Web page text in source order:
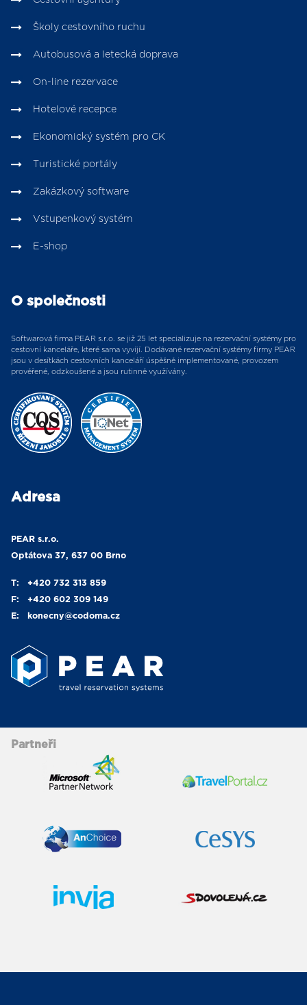
Školy cestovního ruchu
Autobusová a letecká doprava
On-line rezervace
Hotelové recepce
Ekonomický systém pro CK
Turistické portály
Zakázkový software
Vstupenkový systém
E-shop
O společnosti
Softwarová firma PEAR s.r.o. se již 25 let specializuje na rezervační systémy pro
cestovní kanceláře, které sama vyvíjí. Dodávané rezervační systémy firmy PEAR
jsou v desítkách cestovních kanceláří úspěšně implementované, provozem
prověřené, odzkoušené a jsou rutinně využívány.
Adresa
PEAR s.r.o.
Optátova 37, 637 00 Brno
T:
+420 732 313 859
F:
+420 602 309 149
E:
konecny@codoma.cz
Partneři